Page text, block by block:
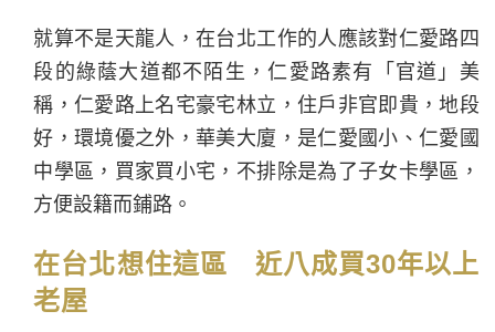
就算不是天龍人，在台北工作的人應該對仁愛路四
段的綠蔭大道都不陌生，仁愛路素有「官道」美
稱，仁愛路上名宅豪宅林立，住戶非官即貴，地段
好，環境優之外，華美大廈，是仁愛國小、仁愛國
中學區，買家買小宅，不排除是為了子女卡學區，
方便設籍而鋪路。
在台北想住這區 近八成買30年以上
老屋